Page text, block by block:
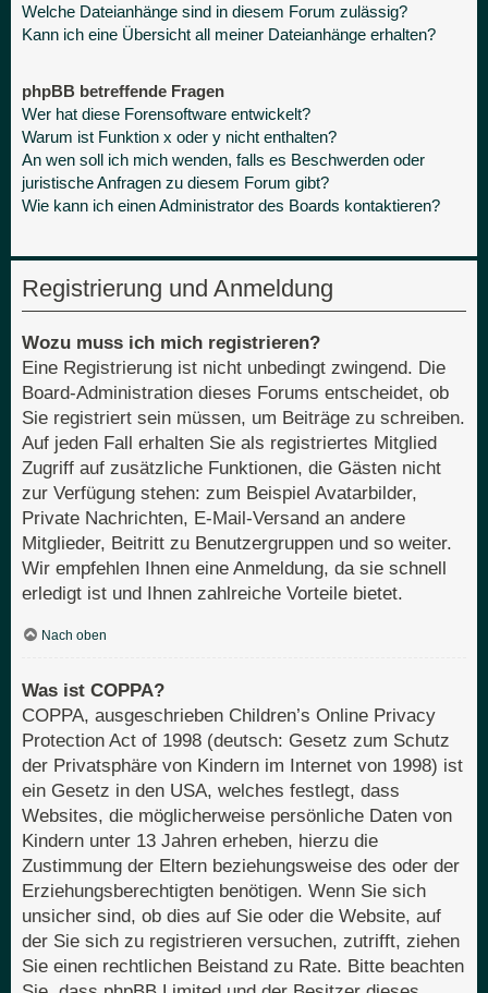
Welche Dateianhänge sind in diesem Forum zulässig?
Kann ich eine Übersicht all meiner Dateianhänge erhalten?
phpBB betreffende Fragen
Wer hat diese Forensoftware entwickelt?
Warum ist Funktion x oder y nicht enthalten?
An wen soll ich mich wenden, falls es Beschwerden oder
juristische Anfragen zu diesem Forum gibt?
Wie kann ich einen Administrator des Boards kontaktieren?
Registrierung und Anmeldung
Wozu muss ich mich registrieren?
Eine Registrierung ist nicht unbedingt zwingend. Die
Board-Administration dieses Forums entscheidet, ob
Sie registriert sein müssen, um Beiträge zu schreiben.
Auf jeden Fall erhalten Sie als registriertes Mitglied
Zugriff auf zusätzliche Funktionen, die Gästen nicht
zur Verfügung stehen: zum Beispiel Avatarbilder,
Private Nachrichten, E-Mail-Versand an andere
Mitglieder, Beitritt zu Benutzergruppen und so weiter.
Wir empfehlen Ihnen eine Anmeldung, da sie schnell
erledigt ist und Ihnen zahlreiche Vorteile bietet.
Nach oben
Was ist COPPA?
COPPA, ausgeschrieben Children’s Online Privacy
Protection Act of 1998 (deutsch: Gesetz zum Schutz
der Privatsphäre von Kindern im Internet von 1998) ist
ein Gesetz in den USA, welches festlegt, dass
Websites, die möglicherweise persönliche Daten von
Kindern unter 13 Jahren erheben, hierzu die
Zustimmung der Eltern beziehungsweise des oder der
Erziehungsberechtigten benötigen. Wenn Sie sich
unsicher sind, ob dies auf Sie oder die Website, auf
der Sie sich zu registrieren versuchen, zutrifft, ziehen
Sie einen rechtlichen Beistand zu Rate. Bitte beachten